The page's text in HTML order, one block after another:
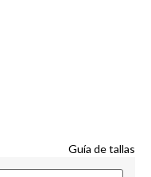
Guía de tallas